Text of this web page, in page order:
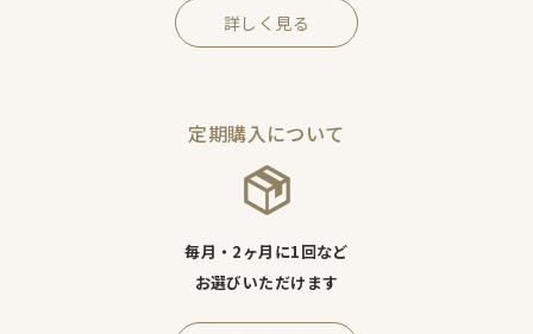
詳しく見る
定期購入について
毎月・2ヶ月に1回など
お選びいただけます